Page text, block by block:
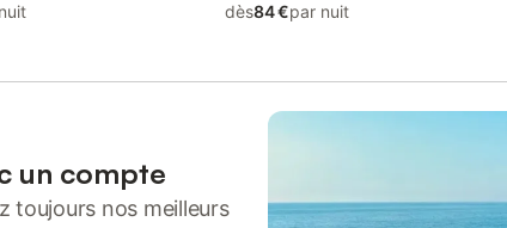
dès84 €par nuit
un compte
toujours nos meilleurs